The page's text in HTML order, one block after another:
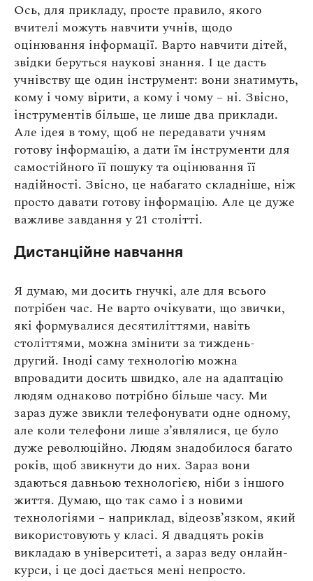
Ось, для прикладу, просте правило, якого
вчителі можуть навчити учнів, щодо
оцінювання інформації. Варто навчити дітей,
звідки беруться наукові знання. І це дасть
учнівству ще один інструмент: вони знатимуть,
кому і чому вірити, а кому і чому – ні. Звісно,
інструментів більше, це лише два приклади.
Але ідея в тому, щоб не передавати учням
готову інформацію, а дати їм інструменти для
самостійного її пошуку та оцінювання її
надійності. Звісно, це набагато складніше, ніж
просто давати готову інформацію. Але це дуже
важливе завдання у 21 столітті.
Дистанційне навчання
Я думаю, ми досить гнучкі, але для всього
потрібен час. Не варто очікувати, що звички,
які формувалися десятиліттями, навіть
століттями, можна змінити за тиждень-
другий. Іноді саму технологію можна
впровадити досить швидко, але на адаптацію
людям однаково потрібно більше часу. Ми
зараз дуже звикли телефонувати одне одному,
але коли телефони лише з’являлися, це було
дуже революційно. Людям знадобилося багато
років, щоб звикнути до них. Зараз вони
здаються давньою технологією, ніби з іншого
життя. Думаю, що так само і з новими
технологіями – наприклад, відеозв’язком, який
використовують у класі. Я двадцять років
викладаю в університеті, а зараз веду онлайн-
курси, і це досі дається мені непросто.